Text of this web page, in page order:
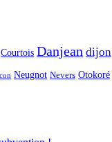
Courtois Danjean dijon
Neugnot Nevers Otokoré